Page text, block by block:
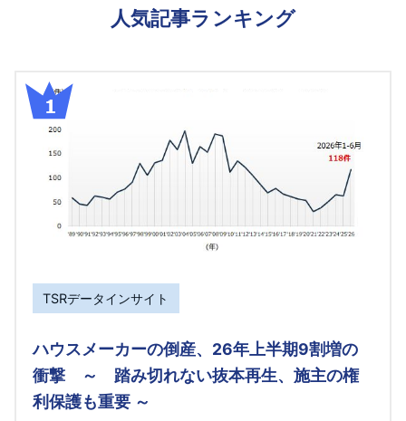
人気記事ランキング
TSRデータインサイト
ハウスメーカーの倒産、26年上半期9割増の
衝撃 ～ 踏み切れない抜本再生、施主の権
利保護も重要 ～